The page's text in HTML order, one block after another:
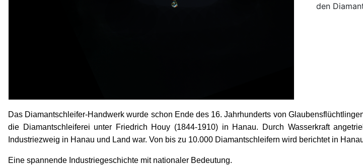
den
Das Diamantschleifer-Handwerk wurde schon Ende des 16. Jahrhunderts von
die Diamantschleiferei unter Friedrich Houy (1844-1910) in Hanau. Durch Wasserkraft
Industriezweig in Hanau und Land war. Von bis zu 10.000 Diamantschleifern wird berichtet in
Eine spannende Industriegeschichte mit nationaler Bedeutung.